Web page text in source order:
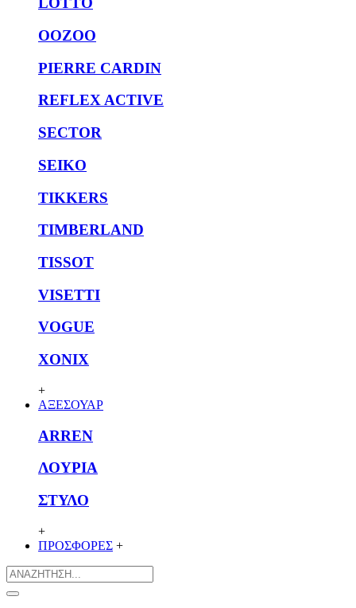
OOZOO
PIERRE CARDIN
REFLEX ACTIVE
SECTOR
SEIKO
TIKKERS
TIMBERLAND
TISSOT
VISETTI
VOGUE
XONIX
+
ΑΞΕΣΟΥΑΡ
ARREN
ΛΟΥΡΙΑ
ΣΤΥΛΟ
+
ΠΡΟΣΦΟΡΕΣ +